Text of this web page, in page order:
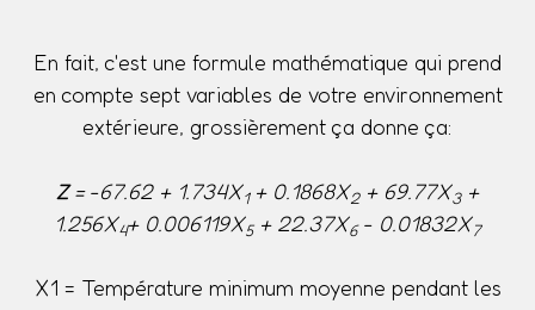
En fait, c'est une formule mathématique qui prend
en compte sept variables de votre environnement
extérieure, grossièrement ça donne ça:
Z= -67.62 + 1.734X1+ 0.1868X2+ 69.77X3+
1.256X4+ 0.006119X5+ 22.37X6- 0.01832X7
X1 = Température minimum moyenne pendant les